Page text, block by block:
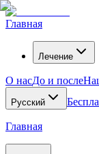
Главная
Лечение
О насДо и после
Русский
Главная